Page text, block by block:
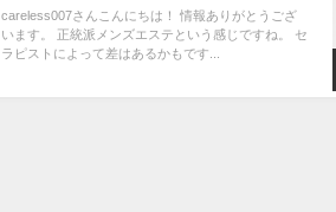
careless007さんこんにちは！ 情報ありがとうござ
います。 正統派メンズエステという感じですね。 セ
ラピストによって差はあるかもです...